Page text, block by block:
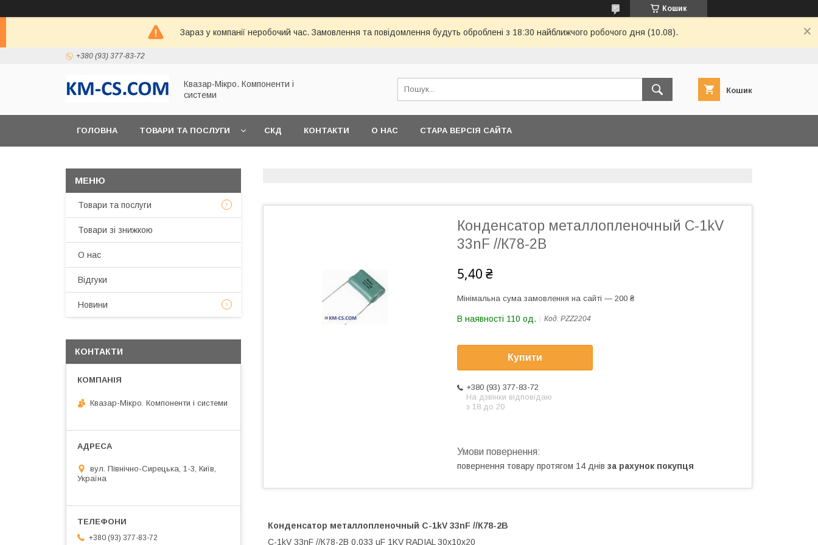
Кошик
Зараз у компанії неробочий час. Замовлення та повідомлення будуть оброблені з 18:30 найближчого робочого дня (10.08).
+380 (93) 377-83-72
Квазар-Мікро. Компоненти і
системи
Кошик
ГОЛОВНА ТОВАРИ ТА ПОСЛУГИ СКД КОНТАКТИ О НАС СТАРА ВЕРСІЯ САЙТА
Конденсатор металлопленочный C-1kV
33nF //К78-2В
5,40 ₴
Мінімальна сума замовлення на сайті — 200 ₴
В наявності 110 од. Код: PZZ2204
Купити
+380 (93) 377-83-72
На дзвінки відповідаю
з 18 до 20
повернення товару протягом 14 днів за рахунок покупця
Конденсатор металлопленочный C-1kV 33nF //К78-2В
C-1kV 33nF //К78-2В 0.033 uF 1KV RADIAL 30x10x20
Товари та послуги
Товари зі знижкою
О нас
Відгуки
Новини
КОНТАКТИ
Квазар-Мікро. Компоненти і системи
вул. Північно-Сирецька, 1-3, Київ,
Україна
+380 (93) 377-83-72